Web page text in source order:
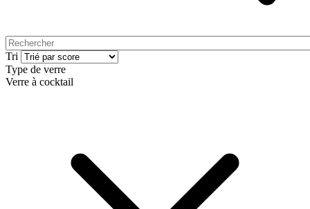
Tri
Type de verre
Verre à cocktail